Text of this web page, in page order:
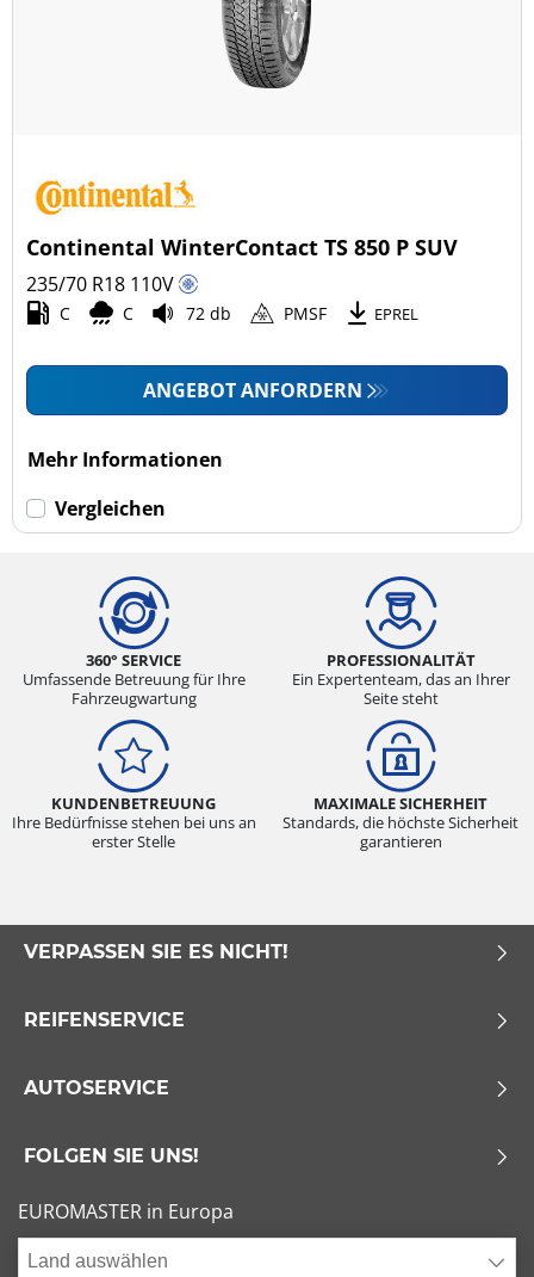
Ganzjahresreifen (0)
Pkw (1)
Transporter (0)
Wohnmobil (0)
Keine Run-flat (1)
mehr Optionen
Continental WinterContact TS 850 P SUV
235/70 R18 110V
C C 72 db PMSF EPREL
ANGEBOT ANFORDERN
Mehr Informationen
Vergleichen
360° SERVICE
Umfassende Betreuung für Ihre
Fahrzeugwartung
PROFESSIONALITÄT
Ein Expertenteam, das an Ihrer
Seite steht
KUNDENBETREUUNG
Ihre Bedürfnisse stehen bei uns an
erster Stelle
MAXIMALE SICHERHEIT
Standards, die höchste Sicherheit
garantieren
VERPASSEN SIE ES NICHT!
REIFENSERVICE
AUTOSERVICE
FOLGEN SIE UNS!
EUROMASTER in Europa
Land auswählen